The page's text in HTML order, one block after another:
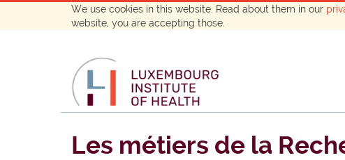
We use cookies in this website. Read about them in our
website, you are accepting those.
Les métiers de la